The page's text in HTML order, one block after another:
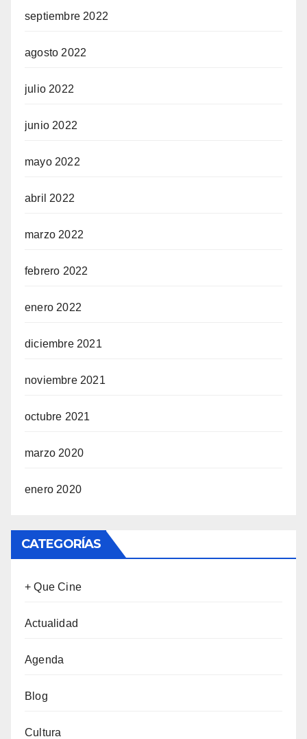
septiembre 2022
agosto 2022
julio 2022
junio 2022
mayo 2022
abril 2022
marzo 2022
febrero 2022
enero 2022
diciembre 2021
noviembre 2021
octubre 2021
marzo 2020
enero 2020
CATEGORÍAS
+ Que Cine
Actualidad
Agenda
Blog
Cultura